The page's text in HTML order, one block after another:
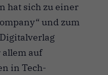
hat sich zu einer
und zum
auf
in Tech-